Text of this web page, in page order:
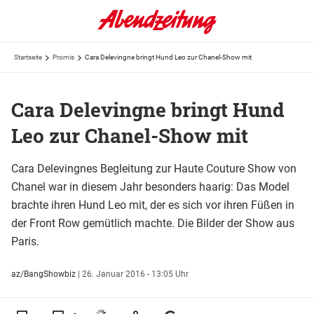
Startseite Promis Cara Delevingne bringt Hund Leo zur Chanel-Show mit
Cara Delevingne bringt Hund
Leo zur Chanel-Show mit
Cara Delevingnes Begleitung zur Haute Couture Show von
Chanel war in diesem Jahr besonders haarig: Das Model
brachte ihren Hund Leo mit, der es sich vor ihren Füßen in
der Front Row gemütlich machte. Die Bilder der Show aus
Paris.
az/BangShowbiz | 26. Januar 2016 - 13:05 Uhr